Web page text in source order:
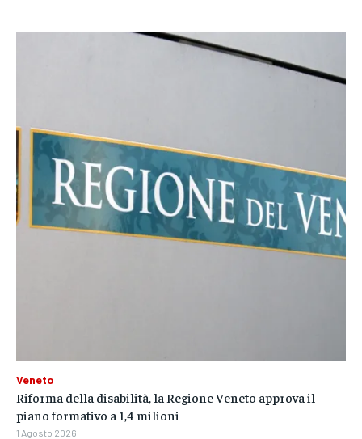
Veneto
Riforma della disabilità, la Regione Veneto approva il
piano formativo a 1,4 milioni
1 Agosto 2026